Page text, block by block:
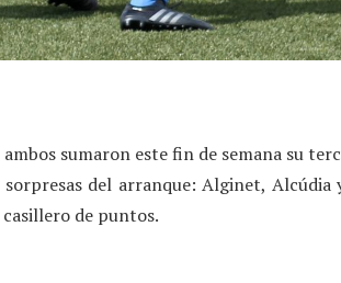
sumaron este fin de semana su
del arranque: Alginet, Alcúdia
de puntos.